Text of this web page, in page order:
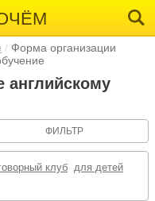
Форма организации
английскому
ФИЛЬТР
клуб для детей